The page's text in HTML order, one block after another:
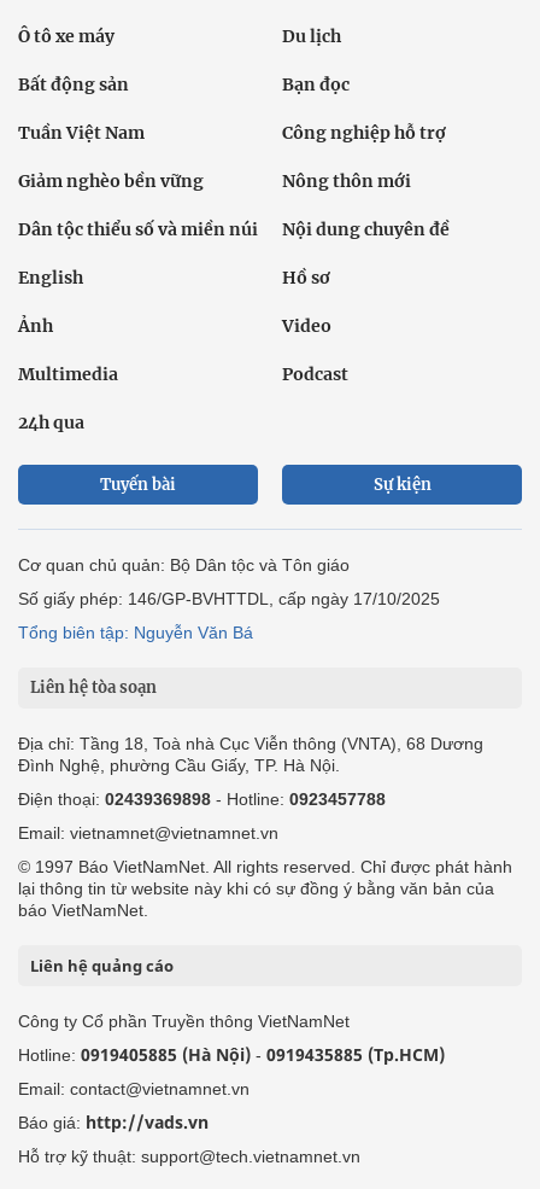
Ô tô xe máy Du lịch
Bất động sản Bạn đọc
Tuần Việt Nam Công nghiệp hỗ trợ
Giảm nghèo bền vững Nông thôn mới
Dân tộc thiểu số và miền núi Nội dung chuyên đề
English Hồ sơ
Ảnh Video
Multimedia Podcast
24h qua
Tuyến bài Sự kiện
Cơ quan chủ quản: Bộ Dân tộc và Tôn giáo
Số giấy phép: 146/GP-BVHTTDL, cấp ngày 17/10/2025
Tổng biên tập: Nguyễn Văn Bá
Liên hệ tòa soạn
Địa chỉ: Tầng 18, Toà nhà Cục Viễn thông (VNTA), 68 Dương
Đình Nghệ, phường Cầu Giấy, TP. Hà Nội.
Điện thoại: 02439369898 - Hotline: 0923457788
Email: vietnamnet@vietnamnet.vn
© 1997 Báo VietNamNet. All rights reserved. Chỉ được phát hành
lại thông tin từ website này khi có sự đồng ý bằng văn bản của
báo VietNamNet.
Liên hệ quảng cáo
Công ty Cổ phần Truyền thông VietNamNet
Hotline: 0919405885 (Hà Nội) - 0919435885 (Tp.HCM)
Email: contact@vietnamnet.vn
Báo giá: http://vads.vn
Hỗ trợ kỹ thuật: support@tech.vietnamnet.vn